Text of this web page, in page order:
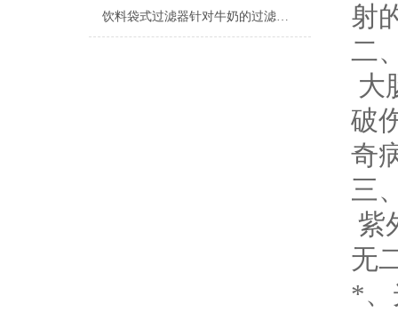
饮料袋式过滤器针对牛奶的过滤技术分析
射
二
大
破
奇
三
紫
无
*、